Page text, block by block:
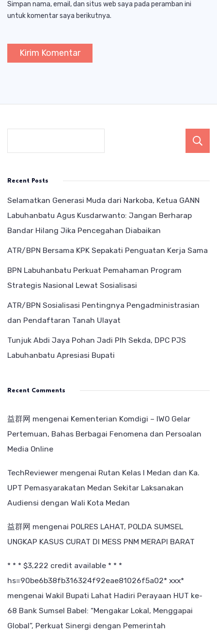
Simpan nama, email, dan situs web saya pada peramban ini
untuk komentar saya berikutnya.
Recent Posts
Selamatkan Generasi Muda dari Narkoba, Ketua GANN
Labuhanbatu Agus Kusdarwanto: Jangan Berharap
Bandar Hilang Jika Pencegahan Diabaikan
ATR/BPN Bersama KPK Sepakati Penguatan Kerja Sama
BPN Labuhanbatu Perkuat Pemahaman Program
Strategis Nasional Lewat Sosialisasi
ATR/BPN Sosialisasi Pentingnya Pengadministrasian
dan Pendaftaran Tanah Ulayat
Tunjuk Abdi Jaya Pohan Jadi Plh Sekda, DPC PJS
Labuhanbatu Apresiasi Bupati
Recent Comments
益群网 mengenai Kementerian Komdigi – IWO Gelar
Pertemuan, Bahas Berbagai Fenomena dan Persoalan
Media Online
TechReviewer mengenai Rutan Kelas I Medan dan Ka.
UPT Pemasyarakatan Medan Sekitar Laksanakan
Audiensi dengan Wali Kota Medan
益群网 mengenai POLRES LAHAT, POLDA SUMSEL
UNGKAP KASUS CURAT DI MESS PNM MERAPI BARAT
* * * $3,222 credit available * * *
hs=90be6b38fb316324f92eae81026f5a02* ххх*
mengenai Wakil Bupati Lahat Hadiri Perayaan HUT ke-
68 Bank Sumsel Babel: “Mengakar Lokal, Menggapai
Global”, Perkuat Sinergi dengan Pemerintah